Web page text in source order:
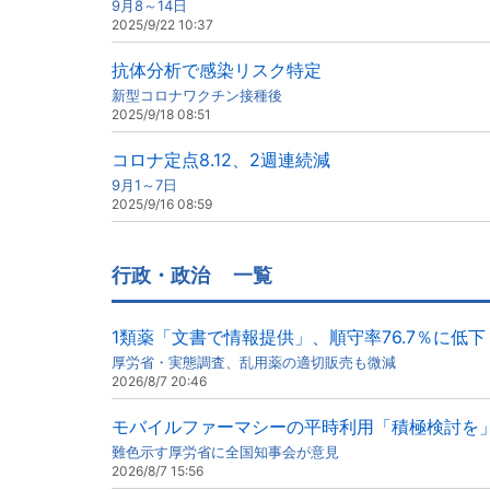
9月8～14日
2025/9/22 10:37
抗体分析で感染リスク特定
新型コロナワクチン接種後
2025/9/18 08:51
コロナ定点8.12、2週連続減
9月1～7日
2025/9/16 08:59
行政・政治 一覧
1類薬「文書で情報提供」、順守率76.7％に低下
厚労省・実態調査、乱用薬の適切販売も微減
2026/8/7 20:46
モバイルファーマシーの平時利用「積極検討を
難色示す厚労省に全国知事会が意見
2026/8/7 15:56